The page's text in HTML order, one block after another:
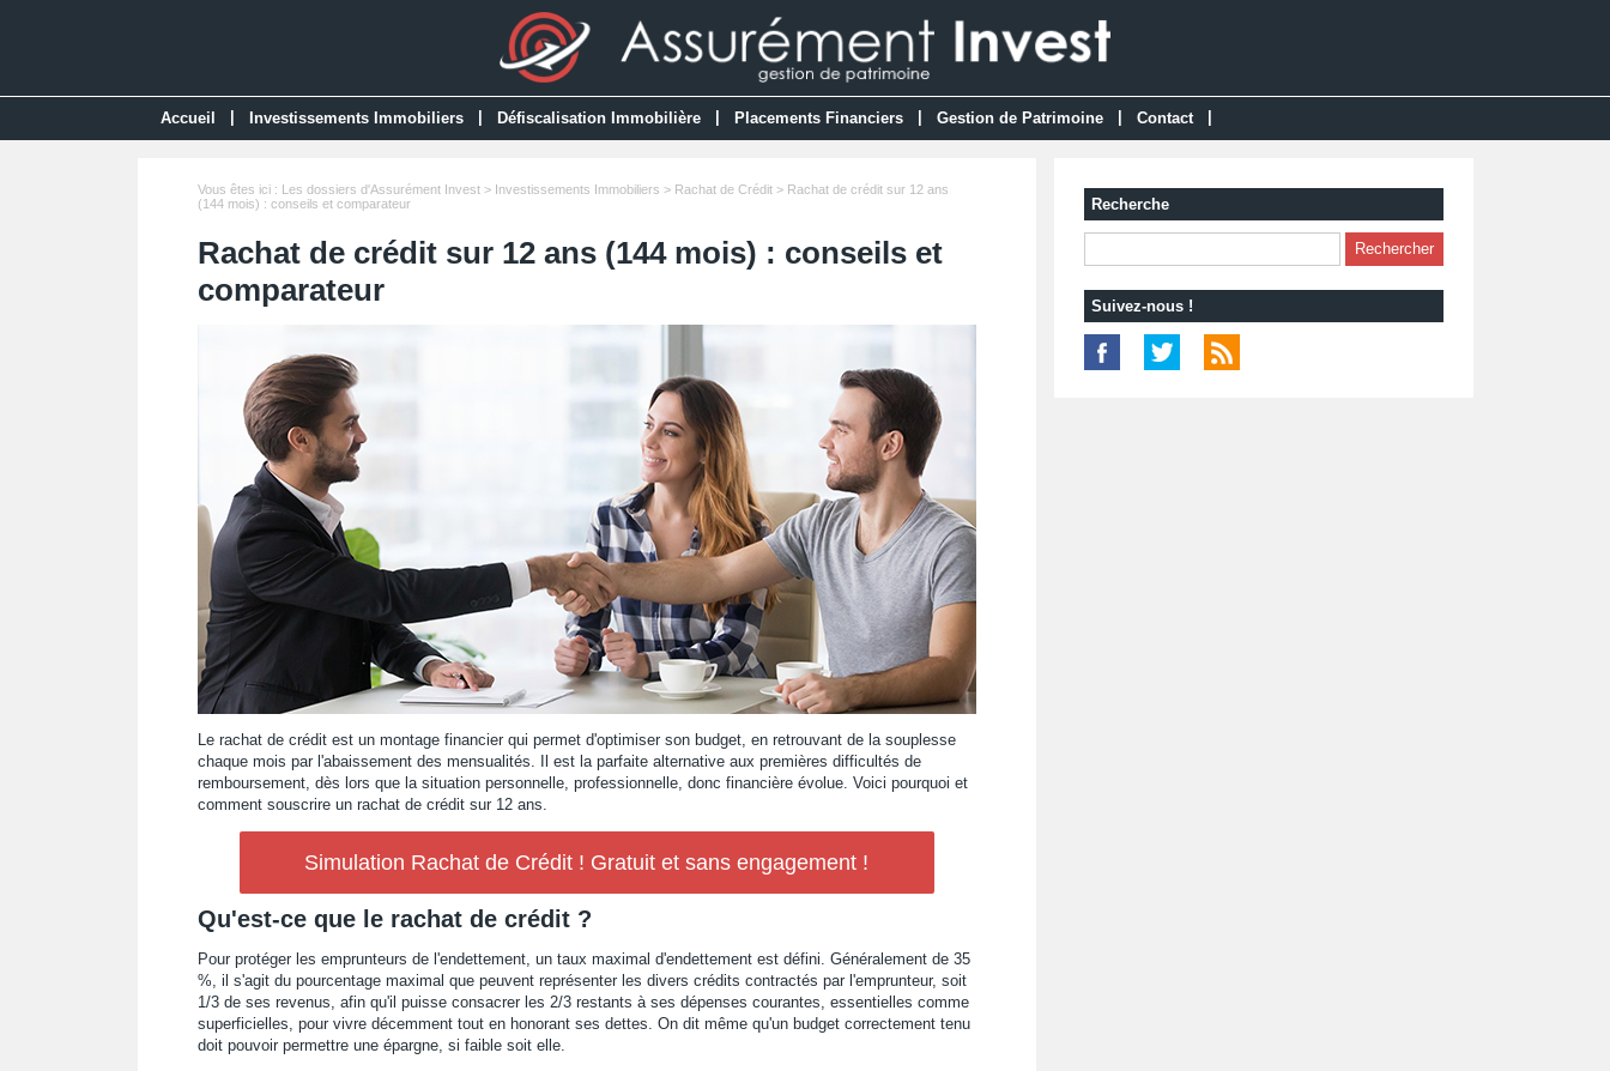
Accueil Investissements Immobiliers Défiscalisation Immobilière Placements Financiers Gestion de Patrimoine Contact
Vous êtes ici : Les dossiers d'Assurément Invest> Investissements Immobiliers > Rachat de Crédit> Rachat de crédit sur 12 ans
(144 mois) : conseils et comparateur
Rachat de crédit sur 12 ans (144 mois) : conseils et
comparateur
Le rachat de crédit est un montage financier qui permet d'optimiser son budget, en retrouvant de la souplesse
chaque mois par l'abaissement des mensualités. Il est la parfaite alternative aux premières difficultés de
remboursement, dès lors que la situation personnelle, professionnelle, donc financière évolue. Voici pourquoi et
comment souscrire un rachat de crédit sur 12 ans.
Simulation Rachat de Crédit ! Gratuit et sans engagement !
Qu'est-ce que le rachat de crédit ?
Pour protéger les emprunteurs de l'endettement, un taux maximal d'endettement est défini. Généralement de 35
%, il s'agit du pourcentage maximal que peuvent représenter les divers crédits contractés par l'emprunteur, soit
1/3 de ses revenus, afin qu'il puisse consacrer les 2/3 restants à ses dépenses courantes, essentielles comme
superficielles, pour vivre décemment tout en honorant ses dettes. On dit même qu'un budget correctement tenu
doit pouvoir permettre une épargne, si faible soit elle.
Recherche
Suivez-nous !